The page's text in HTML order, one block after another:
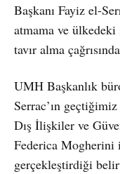
Başkanı Fayiz el-
atmama ve ülkedeki
tavır alma
UMH Başkanlık
Serrac’ın
Dış İlişkiler ve
Federica Mogherini
gerçekleştirdiği